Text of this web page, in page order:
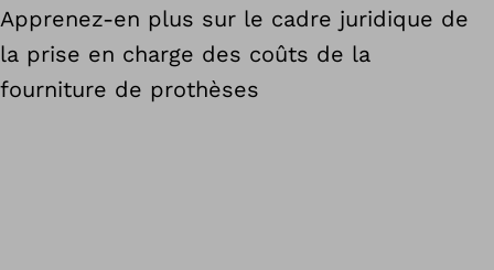
Apprenez-en plus sur le cadre juridique de
la prise en charge des coûts de la
fourniture de prothèses